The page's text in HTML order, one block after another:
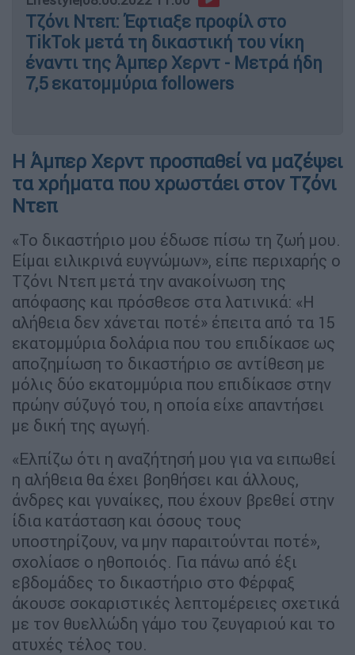
Τζόνι Ντεπ: Έφτιαξε προφίλ στο
TikTok μετά τη δικαστική του νίκη
έναντι της Άμπερ Χερντ - Μετρά ήδη
7,5 εκατομμύρια followers
Η Άμπερ Χερντ προσπαθεί να μαζέψει
τα χρήματα που χρωστάει στον Τζόνι
Ντεπ
«Το δικαστήριο μου έδωσε πίσω τη ζωή μου.
Είμαι ειλικρινά ευγνώμων», είπε περιχαρής ο
Τζόνι Ντεπ μετά την ανακοίνωση της
απόφασης και πρόσθεσε στα λατινικά: «Η
αλήθεια δεν χάνεται ποτέ» έπειτα από τα 15
εκατομμύρια δολάρια που του επιδίκασε ως
αποζημίωση το δικαστήριο σε αντίθεση με
μόλις δύο εκατομμύρια που επιδίκασε στην
πρώην σύζυγό του, η οποία είχε απαντήσει
με δική της αγωγή.
«Ελπίζω ότι η αναζήτησή μου για να ειπωθεί
η αλήθεια θα έχει βοηθήσει και άλλους,
άνδρες και γυναίκες, που έχουν βρεθεί στην
ίδια κατάσταση και όσους τους
υποστηρίζουν, να μην παραιτούνται ποτέ»,
σχολίασε ο ηθοποιός. Για πάνω από έξι
εβδομάδες το δικαστήριο στο Φέρφαξ
άκουσε σοκαριστικές λεπτομέρειες σχετικά
με τον θυελλώδη γάμο του ζευγαριού και το
ατυχές τέλος του.